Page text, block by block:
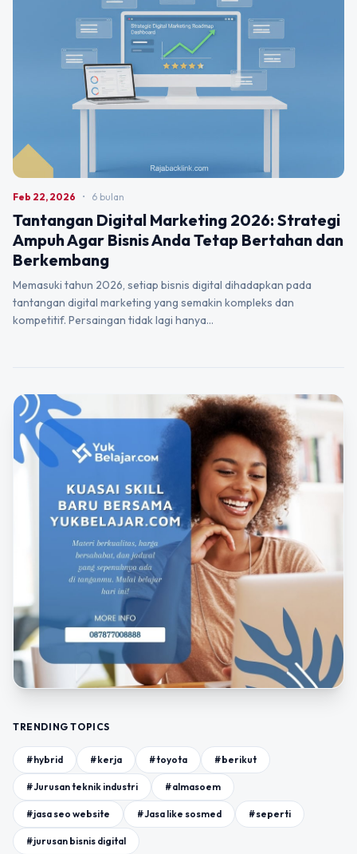
Feb 22, 2026 • 6 bulan
Tantangan Digital Marketing 2026: Strategi
Ampuh Agar Bisnis Anda Tetap Bertahan dan
Berkembang
Memasuki tahun 2026, setiap bisnis digital dihadapkan pada
tantangan digital marketing yang semakin kompleks dan
kompetitif. Persaingan tidak lagi hanya…
TRENDING TOPICS
#hybrid #kerja #toyota #berikut
#Jurusan teknik industri #almasoem
#jasa seo website #Jasa like sosmed #seperti
#jurusan bisnis digital